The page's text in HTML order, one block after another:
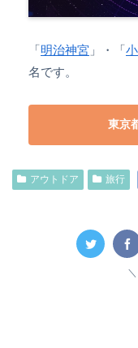
「明治神宮 」・「
名です。
東京
アウトドア 旅行